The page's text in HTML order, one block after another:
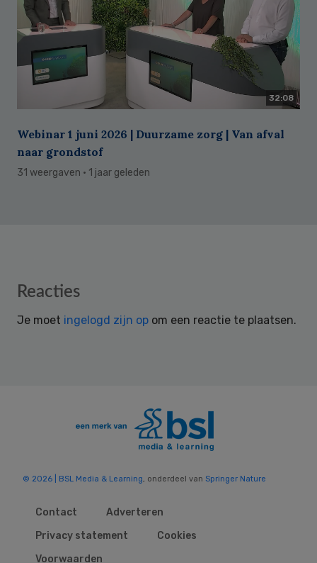
32:08
Webinar 1 juni 2026 | Duurzame zorg | Van afval
naar grondstof
31 weergaven · 1 jaar geleden
Reader
Reacties
Je moet ingelogd zijn op om een reactie te plaatsen.
© 2026 | BSL Media & Learning, onderdeel van Springer Nature
Contact
Adverteren
Privacy statement
Cookies
Voorwaarden